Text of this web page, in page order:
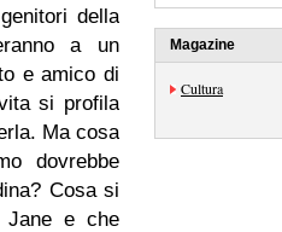
della
a un
e amico di
si profila
Ma cosa
dovrebbe
Cosa si
Jane e che
Magazine
Cultura